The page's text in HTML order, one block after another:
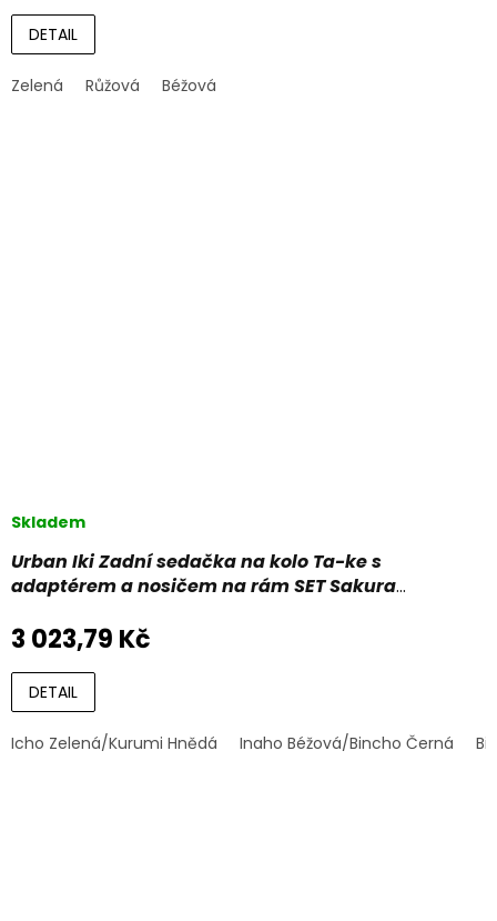
DETAIL
Zelená Růžová Béžová
Urban Iki Zadní sedačka na kolo Ta-ke s
adaptérem a nosičem na rám SET Sakura
Černá/Zelená/Růžová/Modrá/Hnědá
Skladem
3 023,79 Kč
DETAIL
Icho Zelená/Kurumi Hnědá Inaho Béžová/Bincho Černá